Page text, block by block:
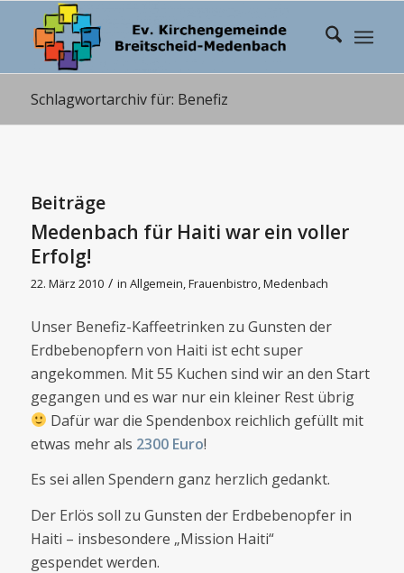
Schlagwortarchiv für: Benefiz
Beiträge
Medenbach für Haiti war ein voller
Erfolg!
22. März 2010 / in Allgemein,Frauenbistro,Medenbach
Unser Benefiz-Kaffeetrinken zu Gunsten der
Erdbebenopfern von Haiti ist echt super
angekommen. Mit 55 Kuchen sind wir an den Start
gegangen und es war nur ein kleiner Rest übrig
Dafür war die Spendenbox reichlich gefüllt mit
etwas mehr als 2300 Euro!
Es sei allen Spendern ganz herzlich gedankt.
Der Erlös soll zu Gunsten der Erdbebenopfer in
Haiti – insbesondere „Mission Haiti“
gespendet werden.